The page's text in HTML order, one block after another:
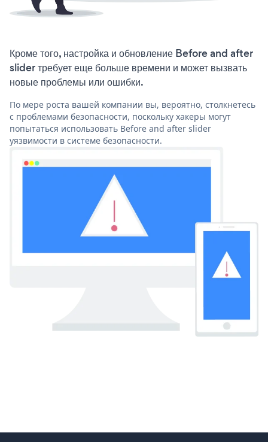
Кроме того, настройка и обновление Before and after
slider требует еще больше времени и может вызвать
новые проблемы или ошибки.
По мере роста вашей компании вы, вероятно, столкнетесь
с проблемами безопасности, поскольку хакеры могут
попытаться использовать Before and after slider
уязвимости в системе безопасности.